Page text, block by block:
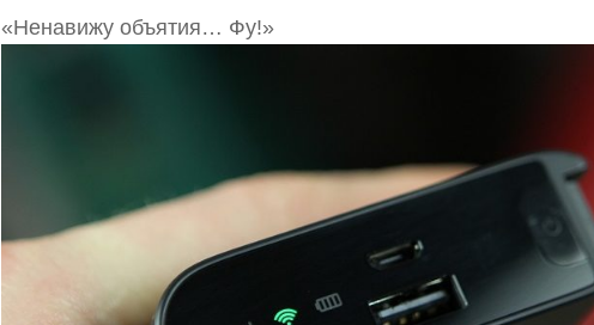
«Ненавижу объятия… Фу!»